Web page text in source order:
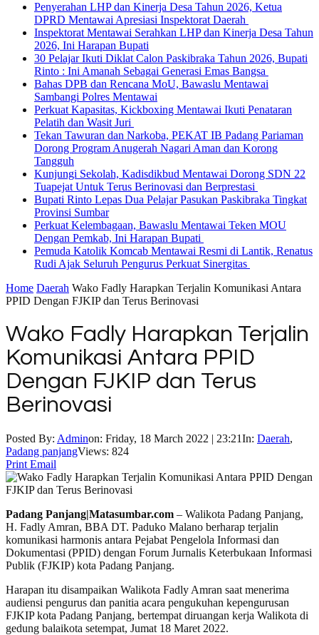
Penyerahan LHP dan Kinerja Desa Tahun 2026, Ketua
DPRD Mentawai Apresiasi Inspektorat Daerah
Inspektorat Mentawai Serahkan LHP dan Kinerja Desa Tahun
2026, Ini Harapan Bupati
30 Pelajar Ikuti Diklat Calon Paskibraka Tahun 2026, Bupati
Rinto : Ini Amanah Sebagai Generasi Emas Bangsa
Bahas DPB dan Rencana MoU, Bawaslu Mentawai
Sambangi Polres Mentawai
Perkuat Kapasitas, Kickboxing Mentawai Ikuti Penataran
Pelatih dan Wasit Juri
Tekan Tawuran dan Narkoba, PEKAT IB Padang Pariaman
Dorong Program Anugerah Nagari Aman dan Korong
Tangguh
Kunjungi Sekolah, Kadisdikbud Mentawai Dorong SDN 22
Tuapejat Untuk Terus Berinovasi dan Berprestasi
Bupati Rinto Lepas Dua Pelajar Pasukan Paskibraka Tingkat
Provinsi Sumbar
Perkuat Kelembagaan, Bawaslu Mentawai Teken MOU
Dengan Pemkab, Ini Harapan Bupati
Pemuda Katolik Komcab Mentawai Resmi di Lantik, Renatus
Rudi Ajak Seluruh Pengurus Perkuat Sinergitas
Home Daerah Wako Fadly Harapkan Terjalin Komunikasi Antara
PPID Dengan FJKIP dan Terus Berinovasi
Wako Fadly Harapkan Terjalin
Komunikasi Antara PPID
Dengan FJKIP dan Terus
Berinovasi
Posted By: Adminon: Friday, 18 March 2022 | 23:21In: Daerah,
Padang panjangViews: 824
Print Email
Padang Panjang|Matasumbar.com – Walikota Padang Panjang,
H. Fadly Amran, BBA DT. Paduko Malano berharap terjalin
komunikasi harmonis antara Pejabat Pengelola Informasi dan
Dokumentasi (PPID) dengan Forum Jurnalis Keterbukaan Informasi
Publik (FJKIP) kota Padang Panjang.
Harapan itu disampaikan Walikota Fadly Amran saat menerima
audiensi pengurus dan panitia acara pengukuhan kepengurusan
FJKIP kota Padang Panjang, bertempat diruangan kerja Walikota di
gedung balaikota setempat, Jumat 18 Maret 2022.